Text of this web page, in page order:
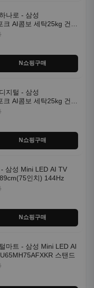
나로 - 삼성
AI콤보 세탁25kg 건조
급
N쇼핑구매
지털 - 삼성
AI콤보 세탁25kg 건조
급
N쇼핑구매
삼성 Mini LED AI TV
인치) 144Hz
N쇼핑구매
마트 - 삼성 Mini LED AI
스탠드